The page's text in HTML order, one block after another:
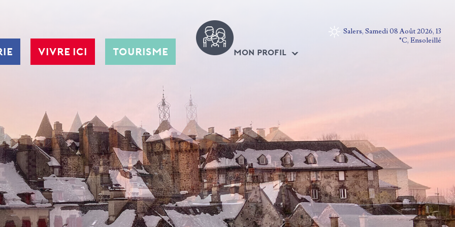
Salers, Samedi 08 Août 2026, 13
°C, Ensoleillé
VIVRE ICI TOURISME MON PROFIL